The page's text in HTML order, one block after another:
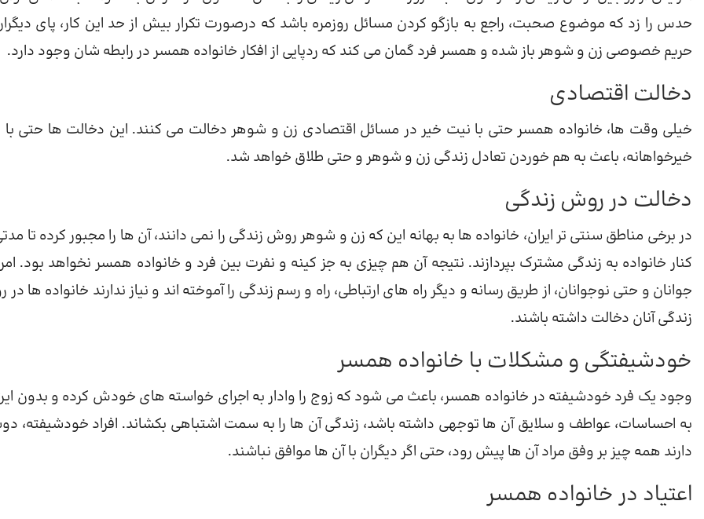
حدس را زد که موضوع صحبت، راجع به بازگو کردن مسائل روزمره باشد که درصورت تکرار بیش از حد این کار، پای
حریم خصوصی زن و شوهر باز شده و همسر فرد گمان می کند که ردپایی از افکار خانواده همسر در رابطه شان وجود دارد.
دخالت اقتصادی
خیلی وقت ها، خانواده همسر حتی با نیت خیر در مسائل اقتصادی زن و شوهر دخالت می کنند. این دخالت ها حتی
خیرخواهانه، باعث به هم خوردن تعادل زندگی زن و شوهر و حتی طلاق خواهد شد.
دخالت در روش زندگی
در برخی مناطق سنتی تر ایران، خانواده ها به بهانه این که زن و شوهر روش زندگی را نمی دانند، آن ها را مجبور کرده تا
کنار خانواده به زندگی مشترک بپردازند. نتیجه آن هم چیزی به جز کینه و نفرت بین فرد و خانواده همسر نخواهد بود.
جوانان و حتی نوجوانان، از طریق رسانه و دیگر راه های ارتباطی، راه و رسم زندگی را آموخته اند و نیاز ندارند خانواده ها
زندگی آنان دخالت داشته باشند.
خودشیفتگی و مشکلات با خانواده همسر
وجود یک فرد خودشیفته در خانواده همسر، باعث می شود که زوج را وادار به اجرای خواسته های خودش کرده و بدون
به احساسات، عواطف و سلایق آن ها توجهی داشته باشد، زندگی آن ها را به سمت اشتباهی بکشاند. افراد خودشیفته،
دارند همه چیز بر وفق مراد آن ها پیش رود، حتی اگر دیگران با آن ها موافق نباشند.
اعتیاد در خانواده همسر